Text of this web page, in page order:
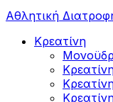
Αθλητική
Κρεατίνη